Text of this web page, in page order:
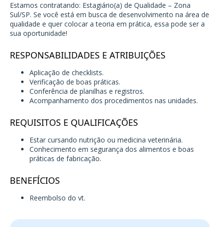
Estamos contratando: Estagiário(a) de Qualidade – Zona
Sul/SP. Se você está em busca de desenvolvimento na área de
qualidade e quer colocar a teoria em prática, essa pode ser a
sua oportunidade!
RESPONSABILIDADES E ATRIBUIÇÕES
Aplicação de checklists.
Verificação de boas práticas.
Conferência de planilhas e registros.
Acompanhamento dos procedimentos nas unidades.
REQUISITOS E QUALIFICAÇÕES
Estar cursando nutrição ou medicina veterinária.
Conhecimento em segurança dos alimentos e boas
práticas de fabricação.
BENEFÍCIOS
Reembolso do vt.